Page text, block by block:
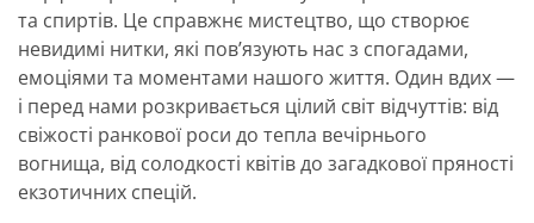
та спиртів. Це справжнє мистецтво, що створює
невидимі нитки, які пов’язують нас з спогадами,
емоціями та моментами нашого життя. Один вдих —
і перед нами розкривається цілий світ відчуттів: від
свіжості ранкової роси до тепла вечірнього
вогнища, від солодкості квітів до загадкової пряності
екзотичних спецій.